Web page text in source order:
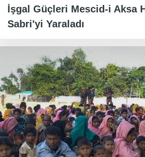
İşgal Güçleri Mescid-i Aksa
Sabri'yi Yaraladı